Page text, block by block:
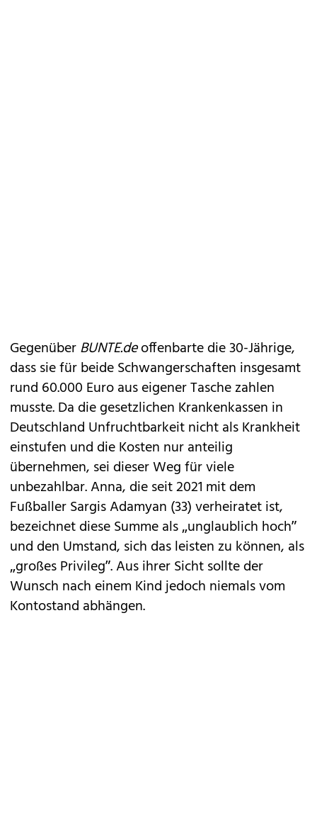
GegenüberBUNTE.deoffenbarte die 30-Jährige,
dass sie für beide Schwangerschaften insgesamt
rund 60.000 Euro aus eigener Tasche zahlen
musste. Da die gesetzlichen Krankenkassen in
Deutschland Unfruchtbarkeit nicht als Krankheit
einstufen und die Kosten nur anteilig
übernehmen, sei dieser Weg für viele
unbezahlbar. Anna, die seit 2021 mit dem
Fußballer Sargis Adamyan (33) verheiratet ist,
bezeichnet diese Summe als „unglaublich hoch”
und den Umstand, sich das leisten zu können, als
„großes Privileg”. Aus ihrer Sicht sollte der
Wunsch nach einem Kind jedoch niemals vom
Kontostand abhängen.